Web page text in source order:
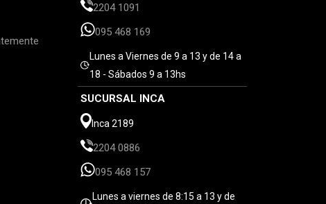
2204 1091
095 468 169
Lunes a Viernes de 9 a 13 y de 14 a
18 - Sábados 9 a 13hs
SUCURSAL INCA
Inca 2189
2204 0886
095 468 157
Lunes a viernes de 8:15 a 13 y de